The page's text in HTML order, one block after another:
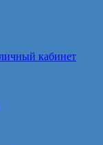
кабинет